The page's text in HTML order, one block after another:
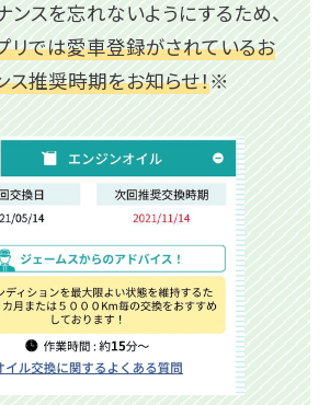
ンスを忘れないようにするため、
リでは愛車登録がされているお
ス推奨時期をお知らせ！※